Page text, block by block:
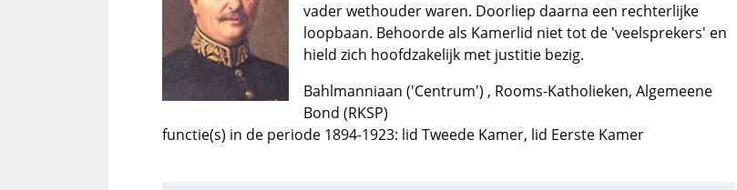
vader wethouder waren. Doorliep daarna een rechterlijke
loopbaan. Behoorde als Kamerlid niet tot de 'veelsprekers' en
hield zich hoofdzakelijk met justitie bezig.
Bahlmanniaan ('Centrum') , Rooms-Katholieken, Algemeene
Bond (RKSP)
functie(s) in de periode 1894-1923: lid Tweede Kamer, lid Eerste Kamer